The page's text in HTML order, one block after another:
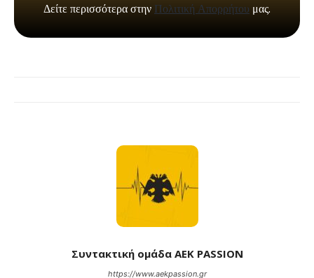
Συντακτική ομάδα AEK PASSION
https://www.aekpassion.gr